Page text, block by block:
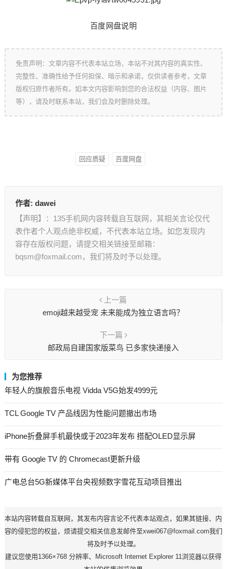
百度网盘说明
免责声明：文章内容不代表本站立场，本站不对其内容的真实性、
完整性、准确性给予任何担保、暗示和承诺，仅供读者参考，文章
版权归原作者所有。如本文内容影响到您的合法权益（内容、图片
等），请及时联系本站，我们会及时删除处理。
回应质疑 百度网盘
作者: dawei
【声明】：135手机网内容转载自互联网，其相关言论仅代
表作者个人观点绝非权威，不代表本站立场。如您发现内
容存在版权问题，请提交相关链接至邮箱：
bqsm@foxmail.com，我们将及时予以处理。
上一篇
emoji越来越受宠 未来能成为独立语言吗？
下一篇
邮政局自建国家版菜鸟 已多家快递接入
为您推荐
年轻人的旗舰音乐电视 Vidda V5G始发4999元
TCL Google TV 产品线因为性能问题撤出市场
iPhone折叠屏手机最快或于2023年发布 搭配OLED显示屏
带有 Google TV 的 Chromecast更新升级
广电总台5G新媒体平台央视频数字雪花互动项目推出
本站内容转载自互联网，其发布内容言论不代表本站观点，如果其链接、内
容的侵犯您的权益，烦请提交相关信息发邮件至xwei067@foxmail.com我们
将及时予以处理。
建议您使用1366×768 分辨率、Microsoft Internet Explorer 11浏览器以获得